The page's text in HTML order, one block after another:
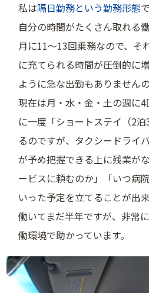
私は隔日勤務という勤務形態
自分の時間がたくさん取れる
月に11〜13回乗務なので、そ
に充てられる時間が圧倒的に
ように急な出勤もありません
現在は月・水・金・土の週に
に一度「ショートステイ（2
るのですが、タクシードライ
が予め把握できる上に残業が
ービスに頼むのか」「いつ病
いった予定を立てることが出来
働いてまだ半年ですが、非常
働環境で助かっています。